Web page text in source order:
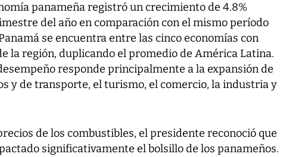
panameña registró un crecimiento de 4.8%
del año en comparación con el mismo período
se encuentra entre las cinco economías con
la región, duplicando el promedio de América Latina.
responde principalmente a la expansión de
y de transporte, el turismo, el comercio, la industria y
de los combustibles, el presidente reconoció que
significativamente el bolsillo de los panameños.